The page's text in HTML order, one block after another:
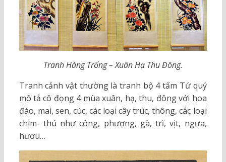
Tranh Hàng Trống – Xuân Hạ Thu Đông.
Tranh cảnh vật thường là tranh bộ 4 tấm Tứ quý
mô tả cô đọng 4 mùa xuân, hạ, thu, đông với hoa
đào, mai, sen, cúc, các loại cây trúc, thông, các loại
chim- thú như công, phượng, gà, trĩ, vịt, ngựa,
hươu…